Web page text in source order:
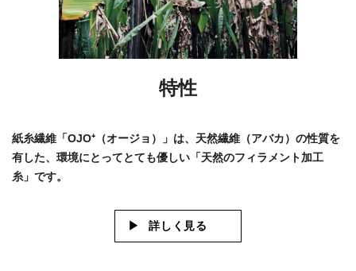
特性
紙糸繊維「OJO⁺（オージョ）」は、天然繊維（アバカ）の性質を
有した、環境にとってとても優しい「天然のフィラメント加工
糸」です。
詳しく見る